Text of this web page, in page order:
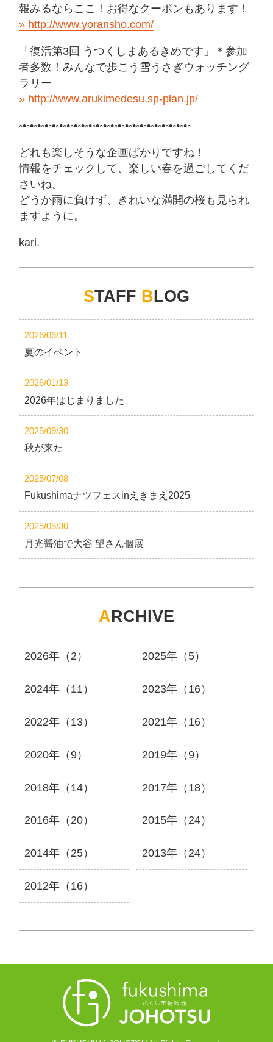
報みるならここ！お得なクーポンもあります！
http://www.yoransho.com/
「復活第3回 うつくしまあるきめです」＊参加
者多数！みんなで歩こう雪うさぎウォッチング
ラリー
http://www.arukimedesu.sp-plan.jp/
◦•◦•◦•◦•◦•◦•◦•◦•◦•◦•◦•◦•◦•◦•◦•◦•◦•◦•◦•◦•◦•◦•◦•◦
どれも楽しそうな企画ばかりですね！
情報をチェックして、楽しい春を過ごしてくだ
さいね。
どうか雨に負けず、きれいな満開の桜も見られ
ますように。
kari.
STAFF BLOG
2026/06/11
夏のイベント
2026/01/13
2026年はじまりました
2025/09/30
秋が来た
2025/07/08
Fukushimaナツフェスinえきまえ2025
2025/05/30
月光醤油で大谷 望さん個展
ARCHIVE
2026年（2） 2025年（5）
2024年（11） 2023年（16）
2022年（13） 2021年（16）
2020年（9） 2019年（9）
2018年（14） 2017年（18）
2016年（20） 2015年（24）
2014年（25） 2013年（24）
2012年（16）